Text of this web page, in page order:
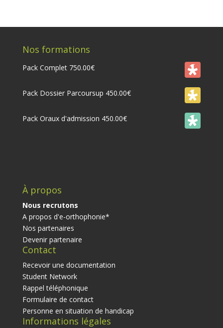
Nos formations
Pack Complet 750.00€
Pack Dossier Parcoursup 450.00€
Pack Oraux d'admission 450.00€
À propos
Nous recrutons
A propos d'e-orthophonie*
Nos partenaires
Devenir partenaire
Contact
Recevoir une documentation
Student Network
Rappel téléphonique
Formulaire de contact
Personne en situation de handicap
Informations légales